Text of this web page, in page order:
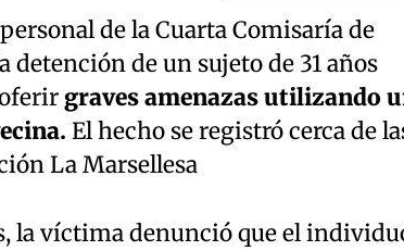
de la Cuarta Comisaría de
de un sujeto de 31 años
graves amenazas utilizando
El hecho se registró cerca de
La Marsellesa
la víctima denunció que el